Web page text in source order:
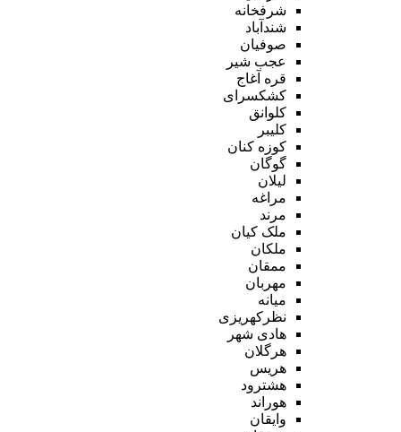
شرفخانه
شندآباد
صوفیان
عجب شیر
قره آغاج
کشکسرای
کلوانق
کلیبر
کوزه کنان
گوگان
لیلان
مراغه
مرند
ملک کیان
ملکان
ممقان
مهربان
میانه
نظرکهریزی
هادی شهر
هرگلان
هریس
هشترود
هوراند
وایقان